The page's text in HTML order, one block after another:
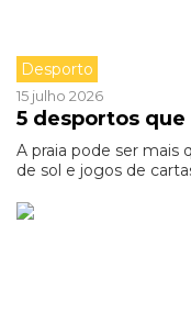
Desporto
15 julho 2026
5 desportos
A praia pode ser mais
de sol e jogos de